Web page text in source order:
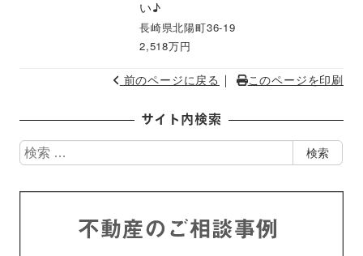
い♪
長崎県北陽町36-19
2,518万円
前のページに戻る ｜ このページを印刷
サイト内検索
検
索
検索